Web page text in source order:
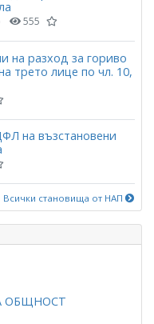
555
на разход за гориво
трето лице по чл. 10,
на възстановени
Всички становища от НАП
ОБЩНОСТ